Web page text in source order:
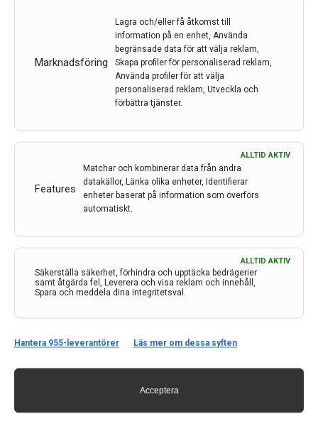
Marknadsföring
Lagra och/eller få åtkomst till
information på en enhet, Använda
begränsade data för att välja reklam,
Skapa profiler för personaliserad reklam,
Använda profiler för att välja
personaliserad reklam, Utveckla och
förbättra tjänster.
Features
ALLTID AKTIV
Matchar och kombinerar data från andra
datakällor, Länka olika enheter, Identifierar
enheter baserat på information som överförs
automatiskt.
Säkerställa säkerhet, förhindra och upptäcka bedrägerier
samt åtgärda fel, Leverera och visa reklam och innehåll,
Spara och meddela dina integritetsval.
ALLTID AKTIV
Hantera 955-leverantörer Läs mer om dessa syften
Acceptera
Neurologi i Sverige